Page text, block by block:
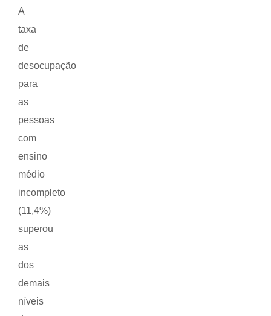
A
taxa
de
desocupação
para
as
pessoas
com
ensino
médio
incompleto
(11,4%)
superou
as
dos
demais
níveis